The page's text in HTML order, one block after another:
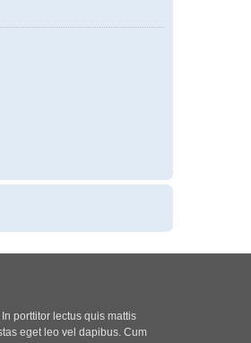
porttitor lectus quis mattis
eget leo vel dapibus. Cum